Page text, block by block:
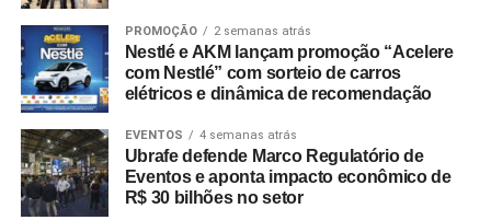
PROMOÇÃO 2 semanas atrás
Nestlé e AKM lançam promoção “Acelere
com Nestlé” com sorteio de carros
elétricos e dinâmica de recomendação
EVENTOS 4 semanas atrás
Ubrafe defende Marco Regulatório de
Eventos e aponta impacto econômico de
R$ 30 bilhões no setor